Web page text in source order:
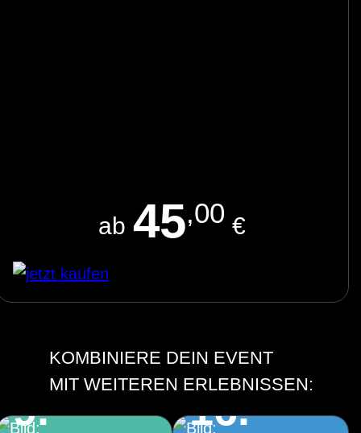
ab 45,00 €
KOMBINIERE DEIN EVENT
MIT WEITEREN ERLEBNISSEN:
Architekturführung
Große Haus des
9.
Architekturführung
Große Haus des
16.